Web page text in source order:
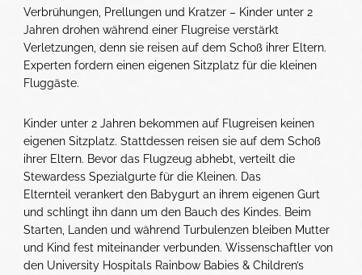
Verbrühungen, Prellungen und Kratzer – Kinder unter 2
Jahren drohen während einer Flugreise verstärkt
Verletzungen, denn sie reisen auf dem Schoß ihrer Eltern.
Experten fordern einen eigenen Sitzplatz für die kleinen
Fluggäste.
Kinder unter 2 Jahren bekommen auf Flugreisen keinen
eigenen Sitzplatz. Stattdessen reisen sie auf dem Schoß
ihrer Eltern. Bevor das Flugzeug abhebt, verteilt die
Stewardess Spezialgurte für die Kleinen. Das
Elternteil verankert den Babygurt an ihrem eigenen Gurt
und schlingt ihn dann um den Bauch des Kindes. Beim
Starten, Landen und während Turbulenzen bleiben Mutter
und Kind fest miteinander verbunden. Wissenschaftler von
den University Hospitals Rainbow Babies & Children’s